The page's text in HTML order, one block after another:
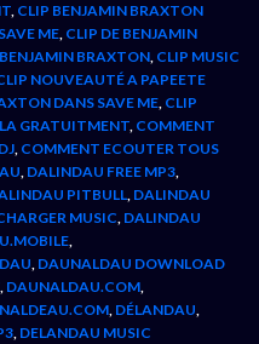
, CLIP BENJAMIN BRAXTON
ME, CLIP DE BENJAMIN
BRAXTON, CLIP MUSIC
NOUVEAUTÉ A PAPEETE
DANS SAVE ME, CLIP
GRATUITMENT, COMMENT
, COMMENT ECOUTER TOUS
, DALINDAU FREE MP3,
PITBULL, DALINDAU
MUSIC, DALINDAU
,
, DAUNALDAU DOWNLOAD
, DAUNALDAU.COM,
, DÉLANDAU,
, DELANDAU MUSIC